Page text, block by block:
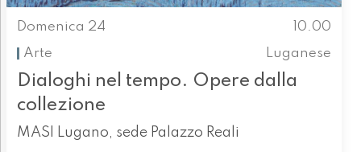
Domenica 24
10.00
Arte
Luganese
Dialoghi nel tempo. Opere dalla
collezione
MASI Lugano, sede Palazzo Reali